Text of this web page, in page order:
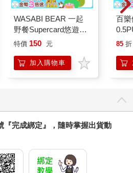
WASABI BEAR 一起
野餐Supercard悠遊卡-
黃芥末熊【受託代銷】
特價 150 元
加入購物車
百
量)
85 折
『完成綁定』，隨時掌握出貨動